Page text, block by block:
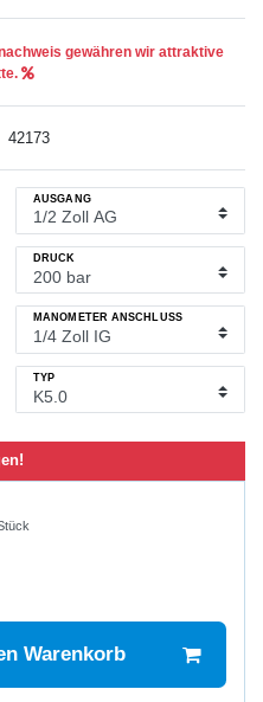
gewähren wir attraktive
42173
AUSGANG
DRUCK
MANOMETER ANSCHLUSS
TYP
Warenkorb